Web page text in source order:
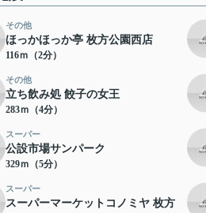
その他
ほっかほっか亭 枚方公園西店
116ｍ（2分）
その他
立ち飲み処 餃子の女王
283ｍ（4分）
スーパー
公設市場サンパーク
329ｍ（5分）
スーパー
スーパーマーケットコノミヤ 枚方